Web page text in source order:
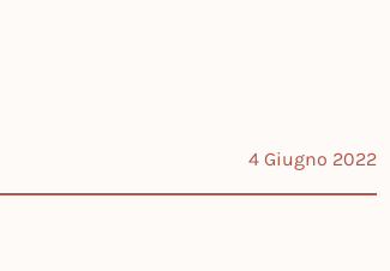
4 Giugno 2022